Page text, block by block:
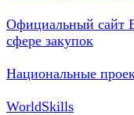
Официальный сайт
сфере закупок
Национальные
WorldSkills